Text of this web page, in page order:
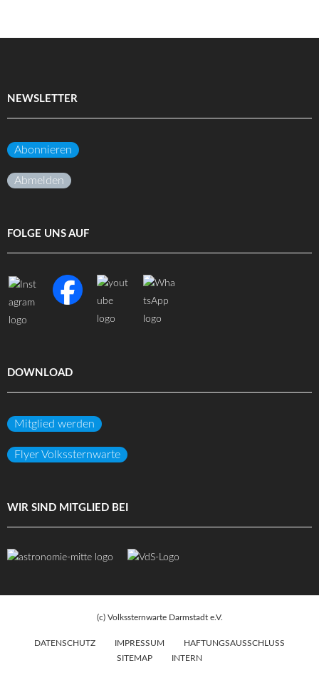
NEWSLETTER
Abonnieren
Abmelden
FOLGE UNS AUF
DOWNLOAD
Mitglied werden
Flyer Volkssternwarte
WIR SIND MITGLIED BEI
(c) Volkssternwarte Darmstadt e.V.
DATENSCHUTZ IMPRESSUM
HAFTUNGSAUSSCHLUSS
SITEMAP
INTERN